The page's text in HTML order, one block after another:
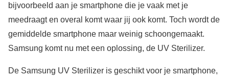
bijvoorbeeld aan je smartphone die je vaak met je
meedraagt en overal komt waar jij ook komt. Toch wordt de
gemiddelde smartphone maar weinig schoongemaakt.
Samsung komt nu met een oplossing, de UV Sterilizer.
De Samsung UV Sterilizer is geschikt voor je smartphone,